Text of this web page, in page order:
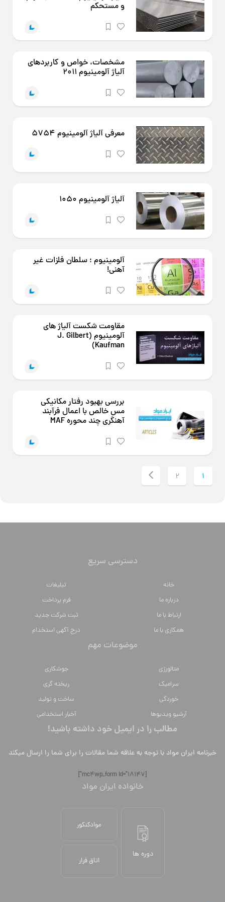
و مستحکم
مشخصات، خواص و کاربردهای
آلیاژ آلومینیوم 2011
معرفی آلیاژ آلومینیوم 5754
آلیاژ آلومینیوم 1050
آلومینیوم ؛ سلطان فلزات غیر
آهنی!
مقاومت شکست آلیاژ های
آلومینیوم (J. Gilbert
Kaufman)
بررسی بهبود رفتار مکانیکی
مس خالص با اعمال فرآبند
آهنگری چند محوره MAF
1
2
دسترسی سریع
خانه
تبلیغات
درباره ما
فرم پرداخت
ارتباط با ما
ثبت شرکت جدید
همکاری با ما
درج آگهی استخدام
موضوعات مهم
متالورژي
جوشکاری
سراميك
ریخته گری
خوردگی
ساخت و تولید
آرشیو ویدیوها
آخبار استخدامی
مطالب را در ایمیل خود داشته باشید!
خبرنامه ایران مواد با توجه به علاقه شما مقالات را برای شما را ارسال میکند
[mc4wp_form id="18147"]
خانواده ایران مواد
دوره ها
موادکنکور
اتاق فرار